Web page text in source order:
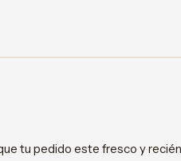
tu pedido este fresco y